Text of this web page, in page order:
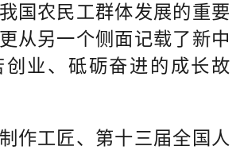
国农民工群体发展的重要
从另一个侧面记载了新中
创业、砥砺奋进的成长故
作工匠、第十三届全国人